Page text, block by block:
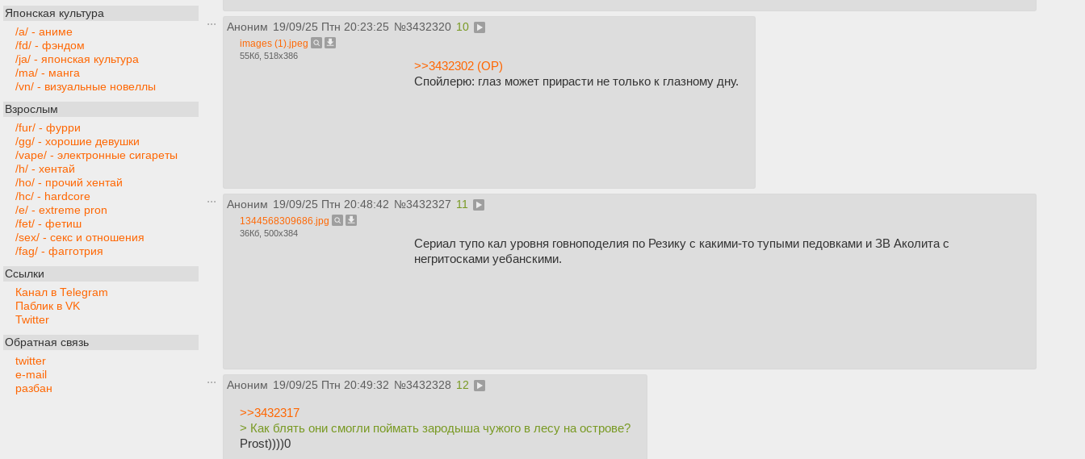
Японская культура
/a/ - аниме
/fd/ - фэндом
/ja/ - японская культура
/ma/ - манга
/vn/ - визуальные новеллы
Взрослым
/fur/ - фурри
/gg/ - хорошие девушки
/vape/ - электронные сигареты
/h/ - хентай
/ho/ - прочий хентай
/hc/ - hardcore
/e/ - extreme pron
/fet/ - фетиш
/sex/ - секс и отношения
/fag/ - фагготрия
Ссылки
Канал в Telegram
Паблик в VK
Twitter
Обратная связь
twitter
e-mail
разбан
Аноним 19/09/25 Птн 20:23:25 №3432320 10
images (1).jpeg
55Кб, 518x386
>>3432302 (OP)
Спойлерю: глаз может прирасти не только к глазному дну.
Аноним 19/09/25 Птн 20:48:42 №3432327 11
1344568309686.jpg
36Кб, 500x384
Сериал тупо кал уровня говноподелия по Резику с какими-то тупыми педовками и ЗВ Аколита с
негритосками уебанскими.
Аноним 19/09/25 Птн 20:49:32 №3432328 12
>>3432317
> Как блять они смогли поймать зародыша чужого в лесу на острове?
Prost))))0